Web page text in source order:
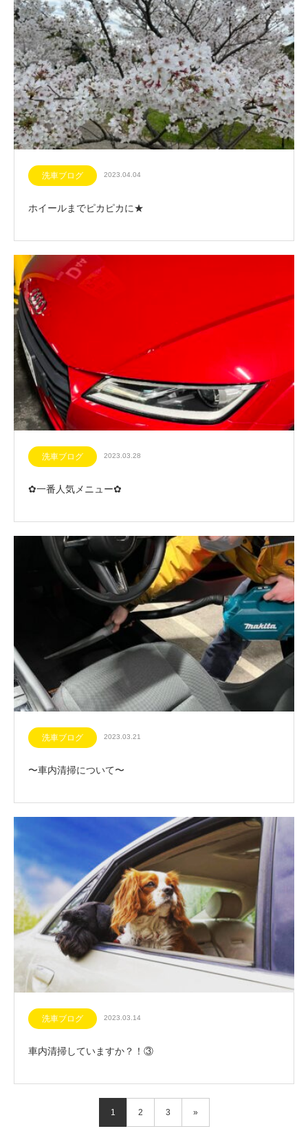
洗車ブログ 2023.04.04
ホイールまでピカピカに★
洗車ブログ 2023.03.28
✿一番人気メニュー✿
洗車ブログ 2023.03.21
〜車内清掃について〜
洗車ブログ 2023.03.14
車内清掃していますか？！③
1 2 3 »